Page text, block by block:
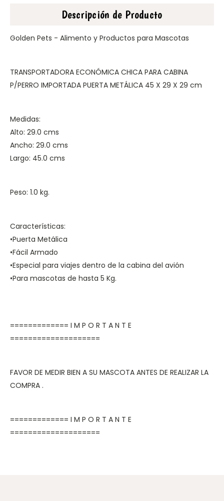
Descripción de Producto
Golden Pets - Alimento y Productos para Mascotas
TRANSPORTADORA ECONÓMICA CHICA PARA CABINA
P/PERRO IMPORTADA PUERTA METÁLICA 45 X 29 X 29 cm
Medidas:
Alto: 29.0 cms
Ancho: 29.0 cms
Largo: 45.0 cms
Peso: 1.0 kg.
Características:
•Puerta Metálica
•Fácil Armado
•Especial para viajes dentro de la cabina del avión
•Para mascotas de hasta 5 Kg.
============= I M P O R T A N T E
====================
FAVOR DE MEDIR BIEN A SU MASCOTA ANTES DE REALIZAR LA
COMPRA .
============= I M P O R T A N T E
====================